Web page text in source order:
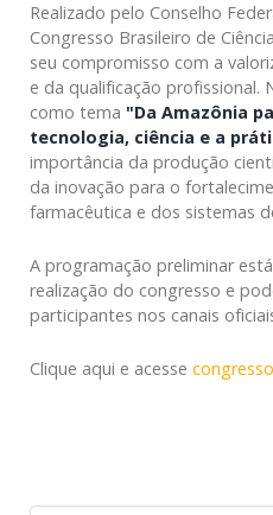
Realizado pelo Conselho
Congresso Brasileiro de
seu compromisso com a
e da qualificação profissional.
como tema "Da Amazônia
tecnologia, ciência e a
importância da produção
da inovação para o
farmacêutica e dos sistemas
A programação preliminar
realização do congresso e
participantes nos canais
Clique aqui e acesse